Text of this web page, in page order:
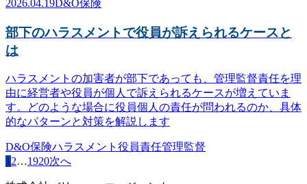
2026.04.19D&O保険
部下のハラスメントで役員が訴えられるケースと
は
ハラスメントの加害者が部下であっても、管理監督責任を理
由に経営者や役員が個人で訴えられるケースが増えていま
す。どのような場合に役員個人の責任が問われるのか、具体
的なパターンと対策を解説します
D&O保険ハラスメント 役員責任管理監督
1 2…1920次へ